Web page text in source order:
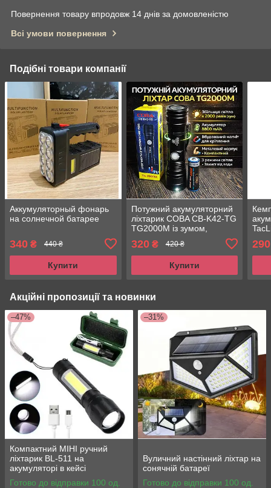
Повернення товару впродовж 14 днів за домовленістю
Всі умови повернення
Подібні товари компанії
Аккумуляторный фонарь
на солнечной батарее
340 ₴ 440 ₴
Купити
Потужний акумуляторний
ліхтарик COBA CB-K42-TG
TG2000M із зумом,
магнітом і акумулятором
8800 mAh
320₴ 420 ₴
Купити
290
Акційні пропозиції та новинки
–47%
Компактний МІНІ ручний
ліхтарик BL-511 на
акумуляторі в кейсі
Готово до відправки 100 од.
–31%
Вуличний настінний ліхтар на
сонячній батареї
Готово до відправки 100 од.